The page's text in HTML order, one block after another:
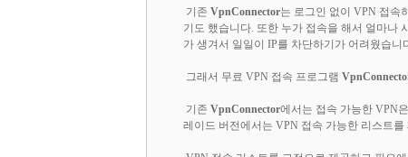
기존 VpnConnector는 로그인 없이 VPN 접속
기도 했습니다. 또한 누가 접속을 해서 얼마나
가 생겨서 일일이 IP를 차단하기가 어려웠습니
그래서 무료 VPN 접속 프로그램
기존 VpnConnector에서는 접속 가능한 VPN
레이드 버전에서는 VPN 접속 가능한 리스트